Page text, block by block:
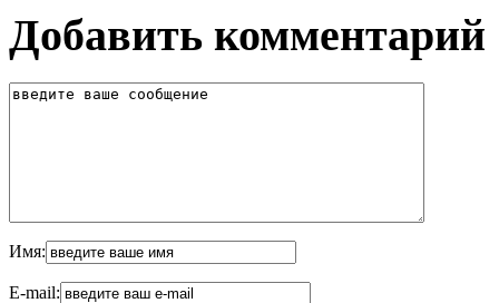
Добавить комментарий
Имя:
E-mail: